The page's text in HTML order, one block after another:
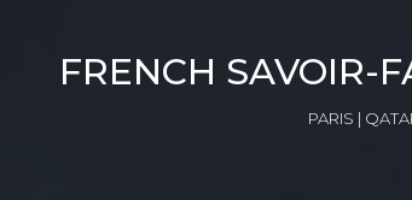
FRENCH SAVOIR-
PARIS |